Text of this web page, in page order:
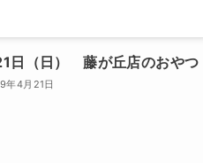
日（日） 藤が丘店のおやつ
年4月21日